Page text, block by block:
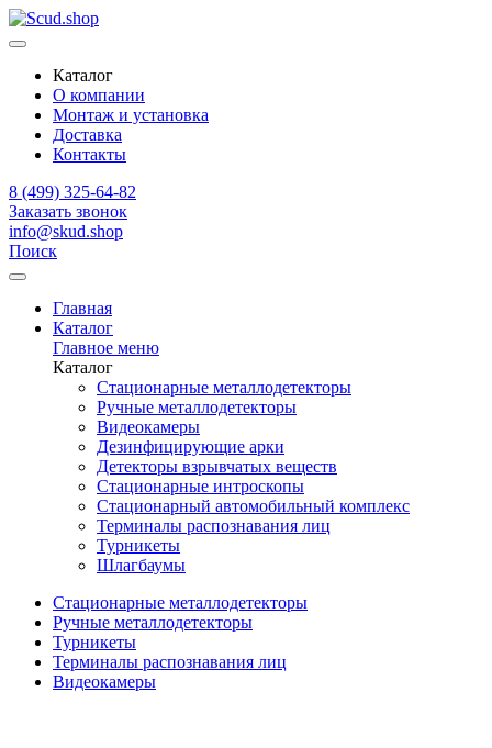
Каталог
О компании
Монтаж и установка
Доставка
Контакты
8 (499) 325-64-82
Заказать звонок
info@skud.shop
Поиск
Главная
Каталог
Главное меню
Каталог
Стационарные металлодетекторы
Ручные металлодетекторы
Видеокамеры
Дезинфицирующие арки
Детекторы взрывчатых веществ
Стационарные интроскопы
Стационарный автомобильный комплекс
Терминалы распознавания лиц
Турникеты
Шлагбаумы
Стационарные металлодетекторы
Ручные металлодетекторы
Турникеты
Терминалы распознавания лиц
Видеокамеры